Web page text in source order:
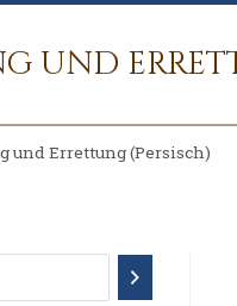
UND
und Errettung (Persisch)